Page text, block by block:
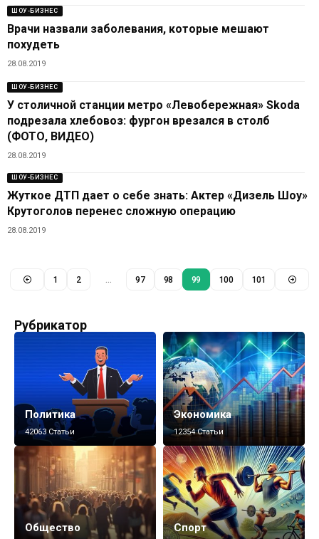
ШОУ-БИЗНЕС
Врачи назвали заболевания, которые мешают
похудеть
28.08.2019
ШОУ-БИЗНЕС
У столичной станции метро «Левобережная» Skoda
подрезала хлебовоз: фургон врезался в столб
(ФОТО, ВИДЕО)
28.08.2019
ШОУ-БИЗНЕС
Жуткое ДТП дает о себе знать: Актер «Дизель Шоу»
Крутоголов перенес сложную операцию
28.08.2019
1 2 97 98 99 100 101
Рубрикатор
Политика
42063 Статьи
Экономика
12354 Статьи
Общество Спорт